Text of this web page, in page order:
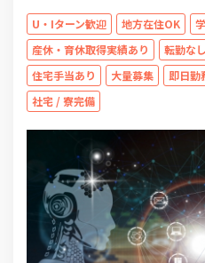
U・Iターン歓迎 地方在住OK
産休・育休取得実績あり
転勤なし
住宅手当あり
大量募集 即日勤
社宅 / 寮完備